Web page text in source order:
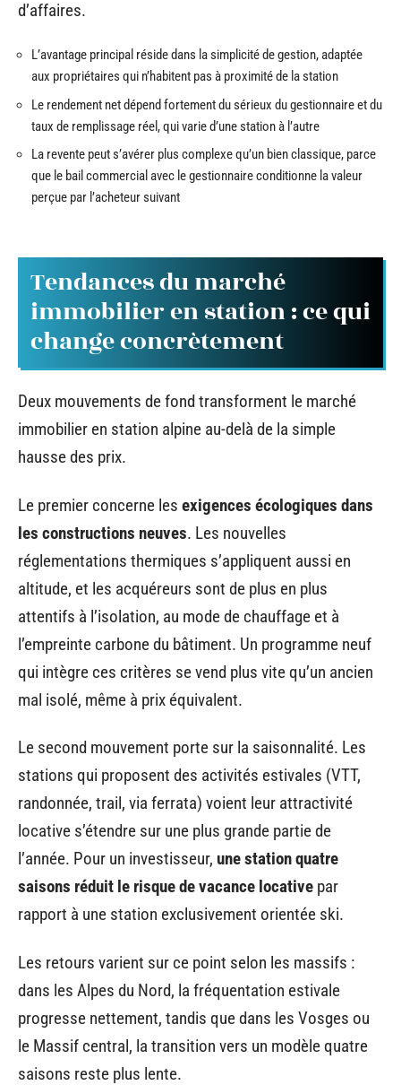
d’affaires.
L’avantage principal réside dans la simplicité de gestion, adaptée
aux propriétaires qui n’habitent pas à proximité de la station
Le rendement net dépend fortement du sérieux du gestionnaire et du
taux de remplissage réel, qui varie d’une station à l’autre
La revente peut s’avérer plus complexe qu’un bien classique, parce
que le bail commercial avec le gestionnaire conditionne la valeur
perçue par l’acheteur suivant
Tendances du marché
immobilier en station : ce qui
change concrètement
Deux mouvements de fond transforment le marché
immobilier en station alpine au-delà de la simple
hausse des prix.
Le premier concerne les exigences écologiques dans
les constructions neuves. Les nouvelles
réglementations thermiques s’appliquent aussi en
altitude, et les acquéreurs sont de plus en plus
attentifs à l’isolation, au mode de chauffage et à
l’empreinte carbone du bâtiment. Un programme neuf
qui intègre ces critères se vend plus vite qu’un ancien
mal isolé, même à prix équivalent.
Le second mouvement porte sur la saisonnalité. Les
stations qui proposent des activités estivales (VTT,
randonnée, trail, via ferrata) voient leur attractivité
locative s’étendre sur une plus grande partie de
l’année. Pour un investisseur, une station quatre
saisons réduit le risque de vacance locative par
rapport à une station exclusivement orientée ski.
Les retours varient sur ce point selon les massifs :
dans les Alpes du Nord, la fréquentation estivale
progresse nettement, tandis que dans les Vosges ou
le Massif central, la transition vers un modèle quatre
saisons reste plus lente.